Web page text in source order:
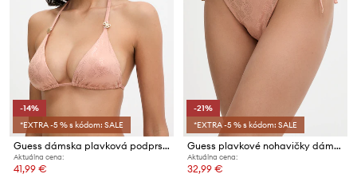
-14%
*EXTRA -5 % s kódom: SALE
Guess dámska plavková podprsenka NEREA
Aktuálna cena:
41,99 €
-21%
*EXTRA -5 % s kódom: SALE
Guess plavkové nohavičky dámske NEREA
Aktuálna cena:
32,99 €